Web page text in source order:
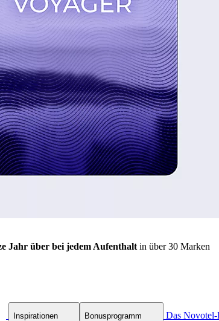
Jahr über bei jedem Aufenthalt in über 30 Marken
Inspirationen Bonusprogramm Das